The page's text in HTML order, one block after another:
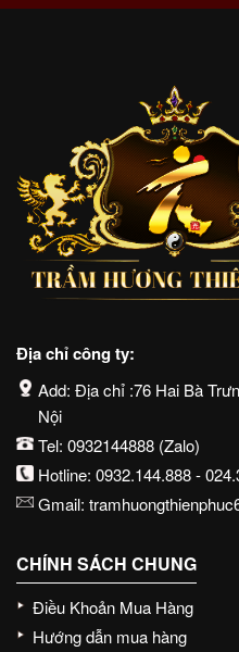
Địa chỉ công ty:
Add: Địa chỉ :76 Hai Bà
Nội
Tel: 0932144888 (Zalo)
Hotline: 0932.144.888-
Gmail:
CHÍNH SÁCH CHUNG
Điều Khoản Mua Hàng
Hướng dẫn mua hàng